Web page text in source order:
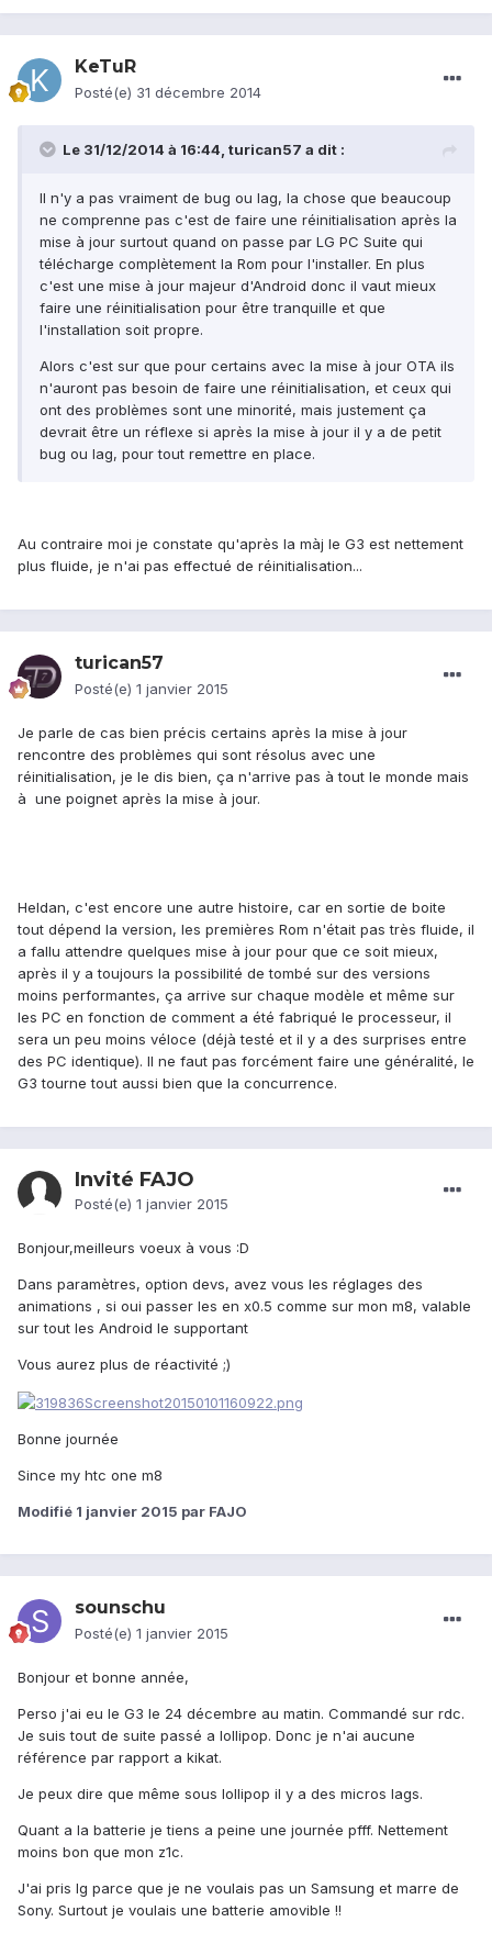
KeTuR
Posté(e) 31 décembre 2014
Le 31/12/2014 à 16:44, turican57 a dit :
Il n'y a pas vraiment de bug ou lag, la chose que beaucoup
ne comprenne pas c'est de faire une réinitialisation après la
mise à jour surtout quand on passe par LG PC Suite qui
télécharge complètement la Rom pour l'installer. En plus
c'est une mise à jour majeur d'Android donc il vaut mieux
faire une réinitialisation pour être tranquille et que
l'installation soit propre.
Alors c'est sur que pour certains avec la mise à jour OTA ils
n'auront pas besoin de faire une réinitialisation, et ceux qui
ont des problèmes sont une minorité, mais justement ça
devrait être un réflexe si après la mise à jour il y a de petit
bug ou lag, pour tout remettre en place.
Au contraire moi je constate qu'après la màj le G3 est nettement
plus fluide, je n'ai pas effectué de réinitialisation...
turican57
Posté(e) 1 janvier 2015
Je parle de cas bien précis certains après la mise à jour
rencontre des problèmes qui sont résolus avec une
réinitialisation, je le dis bien, ça n'arrive pas à tout le monde mais
à une poignet après la mise à jour.
Heldan, c'est encore une autre histoire, car en sortie de boite
tout dépend la version, les premières Rom n'était pas très fluide, il
a fallu attendre quelques mise à jour pour que ce soit mieux,
après il y a toujours la possibilité de tombé sur des versions
moins performantes, ça arrive sur chaque modèle et même sur
les PC en fonction de comment a été fabriqué le processeur, il
sera un peu moins véloce (déjà testé et il y a des surprises entre
des PC identique). Il ne faut pas forcément faire une généralité, le
G3 tourne tout aussi bien que la concurrence.
Invité FAJO
Posté(e) 1 janvier 2015
Bonjour,meilleurs voeux à vous :D
Dans paramètres, option devs, avez vous les réglages des
animations , si oui passer les en x0.5 comme sur mon m8, valable
sur tout les Android le supportant
Vous aurez plus de réactivité ;)
Bonne journée
Since my htc one m8
Modifié 1 janvier 2015 par FAJO
sounschu
Posté(e) 1 janvier 2015
Bonjour et bonne année,
Perso j'ai eu le G3 le 24 décembre au matin. Commandé sur rdc.
Je suis tout de suite passé a lollipop. Donc je n'ai aucune
référence par rapport a kikat.
Je peux dire que même sous lollipop il y a des micros lags.
Quant a la batterie je tiens a peine une journée pfff. Nettement
moins bon que mon z1c.
J'ai pris lg parce que je ne voulais pas un Samsung et marre de
Sony. Surtout je voulais une batterie amovible !!